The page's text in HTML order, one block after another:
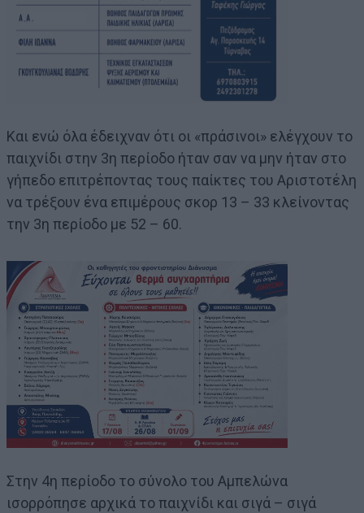
Και ενώ όλα έδειχναν ότι οι «πράσινοι» ελέγχουν το
παιχνίδι στην 3η περίοδο ήταν σαν να μην ήταν στο
γήπεδο επιτρέποντας τους παίκτες του Αριστοτέλη
να τρέξουν ένα επιμέρους σκορ 13 – 33 κλείνοντας
την 3η περίοδο με 52 – 60.
Στην 4η περίοδο το σύνολο του Αμπελώνα
ισορρόπησε αρχικά το παιχνίδι και σιγά – σιγά